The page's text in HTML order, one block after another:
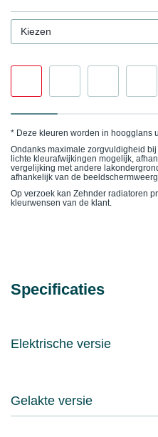
Kiezen
* Deze kleuren worden in hoogglans
Ondanks maximale zorgvuldigheid
lichte kleurafwijkingen mogelijk,
vergelijking met andere
afhankelijk van de
Op verzoek kan Zehnder radiatoren
kleurwensen van de klant.
Specificaties
Elektrische versie
Gelakte versie